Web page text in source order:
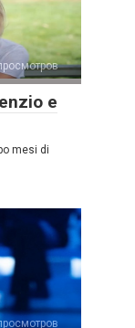
e
mesi di